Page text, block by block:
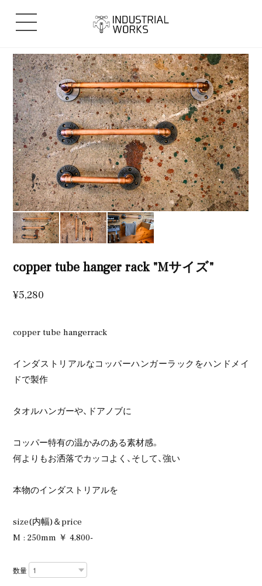
copper tube hanger rack "Mサイズ"
¥5,280
copper tube hangerrack
インダストリアルなコッパーハンガーラックをハンドメイ
ドで製作
タオルハンガーや、ドアノブに
コッパー特有の温かみのある素材感。
何よりもお洒落でカッコよく、そして、強い
本物のインダストリアルを
size(内幅)＆price
M : 250mm ￥ 4,800-
数量